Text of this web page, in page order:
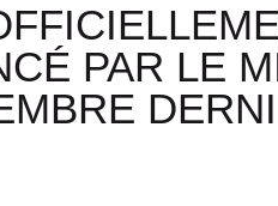
PAR LE